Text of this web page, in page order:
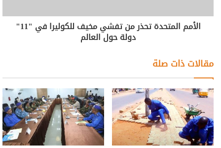
الأمم المتحدة تحذر من تفشي مخيف للكوليرا في "11"
دولة حول العالم
مقالات ذات صلة